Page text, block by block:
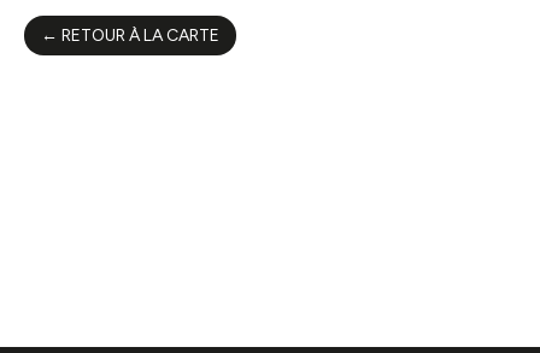
← RETOUR À LA CARTE